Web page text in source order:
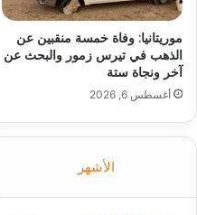
موريتانيا: وفاة خمسة منقبين عن
الذهب في تيرس زمور والبحث عن
آخر ونجاة ستة
أغسطس 6, 2026
الأشهر